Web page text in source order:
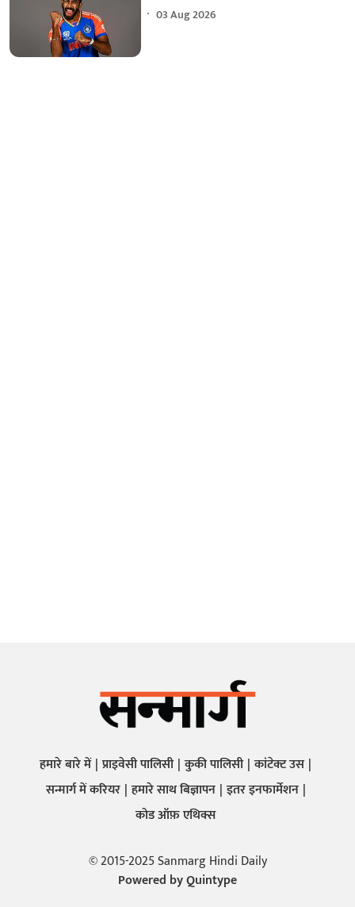
03 Aug 2026
हमारे बारे में प्राइवेसी पालिसी कुकी पालिसी कांटेक्ट उस
सन्मार्ग में करियर हमारे साथ बिज्ञापन इतर इनफार्मेशन
कोड ऑफ़ एथिक्स
© 2015-2025 Sanmarg Hindi Daily
Powered byQuintype